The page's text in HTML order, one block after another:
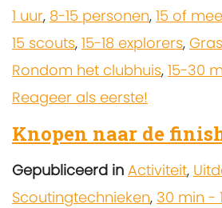
1 uur, 8-15 personen, 15 of
15 scouts, 15-18 explorers,
Rondom het clubhuis, 15-30
Reageer als eerste!
Knopen naar de
Gepubliceerd in Activiteit,
Scoutingtechnieken, 30 min -